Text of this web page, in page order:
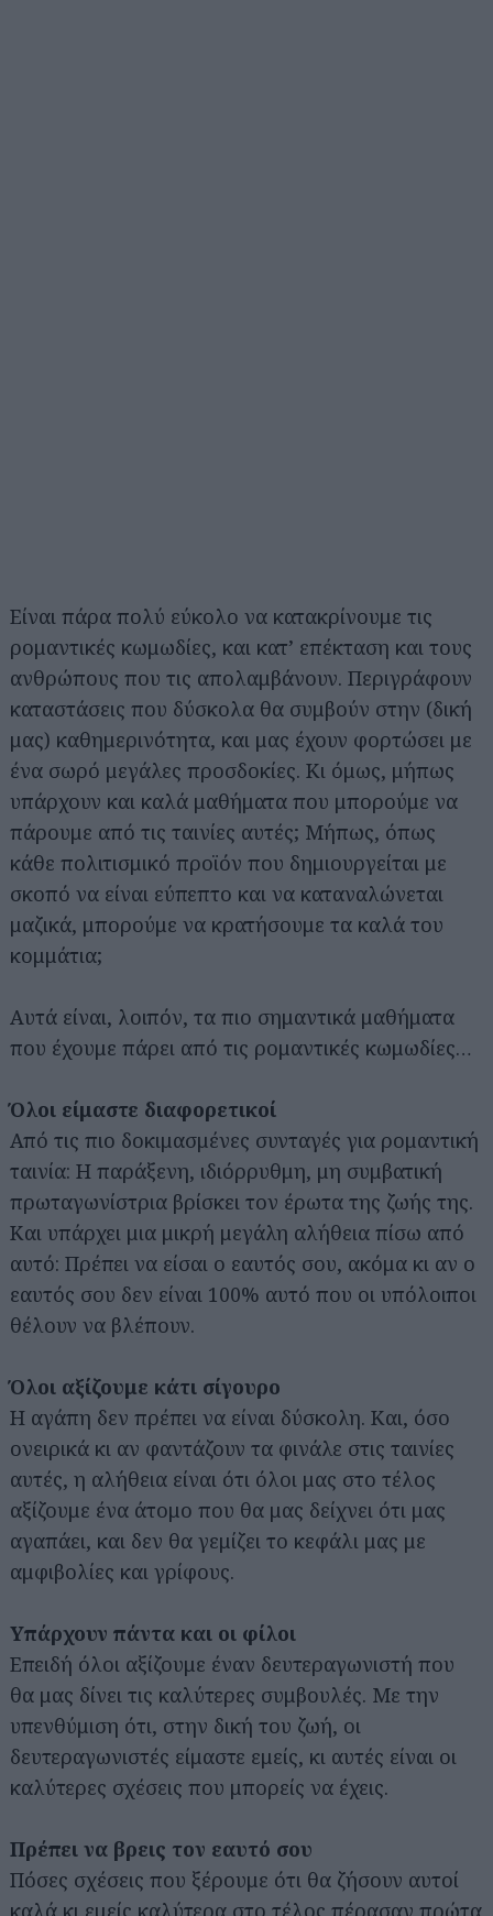
Είναι πάρα πολύ εύκολο να κατακρίνουμε τις
ρομαντικές κωμωδίες, και κατ’ επέκταση και τους
ανθρώπους που τις απολαμβάνουν. Περιγράφουν
καταστάσεις που δύσκολα θα συμβούν στην (δική
μας) καθημερινότητα, και μας έχουν φορτώσει με
ένα σωρό μεγάλες προσδοκίες. Κι όμως, μήπως
υπάρχουν και καλά μαθήματα που μπορούμε να
πάρουμε από τις ταινίες αυτές; Μήπως, όπως
κάθε πολιτισμικό προϊόν που δημιουργείται με
σκοπό να είναι εύπεπτο και να καταναλώνεται
μαζικά, μπορούμε να κρατήσουμε τα καλά του
κομμάτια;
Αυτά είναι, λοιπόν, τα πιο σημαντικά μαθήματα
που έχουμε πάρει από τις ρομαντικές κωμωδίες…
Όλοι είμαστε διαφορετικοί
Από τις πιο δοκιμασμένες συνταγές για ρομαντική
ταινία: Η παράξενη, ιδιόρρυθμη, μη συμβατική
πρωταγωνίστρια βρίσκει τον έρωτα της ζωής της.
Και υπάρχει μια μικρή μεγάλη αλήθεια πίσω από
αυτό: Πρέπει να είσαι ο εαυτός σου, ακόμα κι αν ο
εαυτός σου δεν είναι 100% αυτό που οι υπόλοιποι
θέλουν να βλέπουν.
Όλοι αξίζουμε κάτι σίγουρο
Η αγάπη δεν πρέπει να είναι δύσκολη. Και, όσο
ονειρικά κι αν φαντάζουν τα φινάλε στις ταινίες
αυτές, η αλήθεια είναι ότι όλοι μας στο τέλος
αξίζουμε ένα άτομο που θα μας δείχνει ότι μας
αγαπάει, και δεν θα γεμίζει το κεφάλι μας με
αμφιβολίες και γρίφους.
Υπάρχουν πάντα και οι φίλοι
Επειδή όλοι αξίζουμε έναν δευτεραγωνιστή που
θα μας δίνει τις καλύτερες συμβουλές. Με την
υπενθύμιση ότι, στην δική του ζωή, οι
δευτεραγωνιστές είμαστε εμείς, κι αυτές είναι οι
καλύτερες σχέσεις που μπορείς να έχεις.
Πρέπει να βρεις τον εαυτό σου
Πόσες σχέσεις που ξέρουμε ότι θα ζήσουν αυτοί
καλά κι εμείς καλύτερα στο τέλος πέρασαν πρώτα